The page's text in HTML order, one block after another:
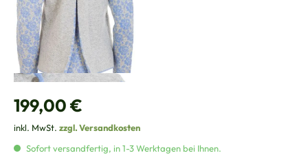
Regulärer Preis:
199,00 €
inkl. MwSt. zzgl. Versandkosten
Sofort versandfertig, in 1-3 Werktagen bei Ihnen.